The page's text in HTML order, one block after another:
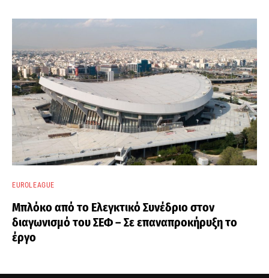
EUROLEAGUE
Μπλόκο από το Ελεγκτικό Συνέδριο στον
διαγωνισμό του ΣΕΦ – Σε επαναπροκήρυξη το
έργο